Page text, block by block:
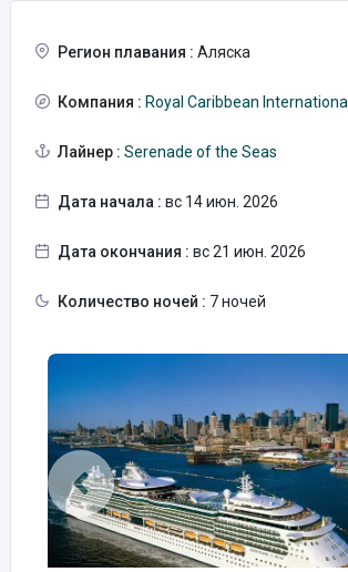
Регион плавания : Аляска
Компания : Royal Caribbean International
Лайнер : Serenade of the Seas
Дата начала : вс 14 июн. 2026
Дата окончания : вс 21 июн. 2026
Количество ночей : 7 ночей